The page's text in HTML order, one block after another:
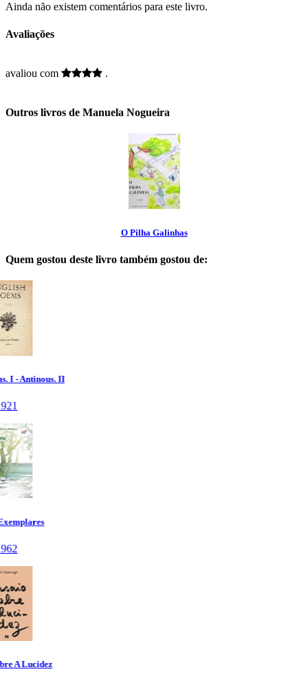
Ainda não existem comentários para este livro.
Avaliações
avaliou com .
Outros livros de Manuela Nogueira
O Pilha Galinhas
Quem gostou deste livro também gostou de: